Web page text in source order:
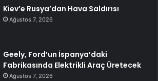
Kiev’e Rusya’dan Hava Saldırısı
Ağustos 7, 2026
Geely, Ford’un İspanya’daki
Fabrikasında Elektrikli Araç Üretecek
Ağustos 7, 2026